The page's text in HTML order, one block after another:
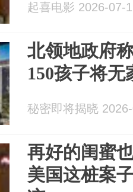
起喜电影 2026-07-
北领地政府
150孩子将无
秘密即将揭晓
再好的闺蜜
美国这桩案